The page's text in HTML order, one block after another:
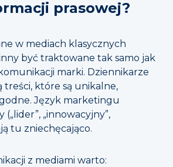
prasowej?
w mediach klasycznych
być traktowane tak samo jak
marki. Dziennikarze
treści, które są unikalne,
Język marketingu
„innowacyjny”,
tu zniechęcająco.
z mediami warto: